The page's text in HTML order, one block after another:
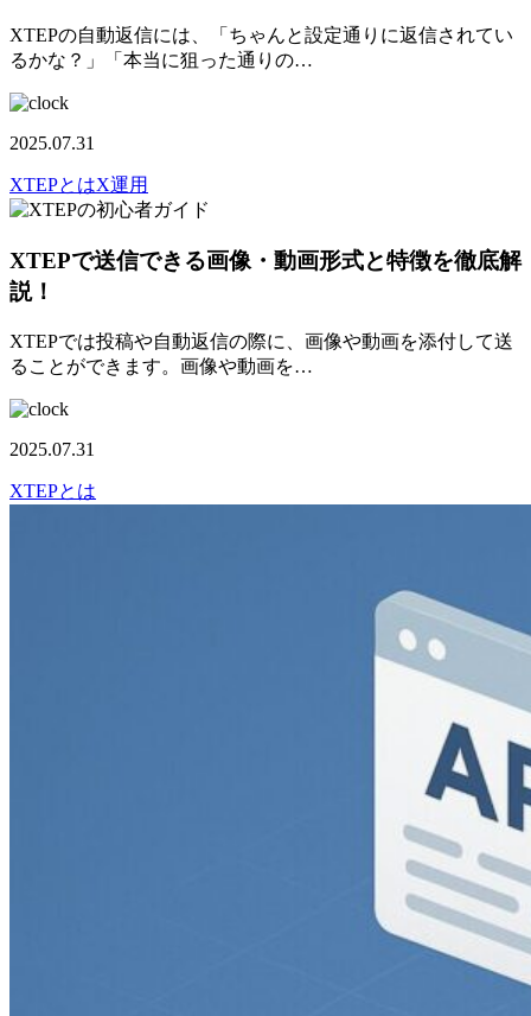
XTEPの自動返信には、「ちゃんと設定通りに返信されてい
るかな？」「本当に狙った通りの…
2025.07.31
XTEPとはX運用
XTEPで送信できる画像・動画形式と特徴を徹底解
説！
XTEPでは投稿や自動返信の際に、画像や動画を添付して送
ることができます。画像や動画を…
2025.07.31
XTEPとは